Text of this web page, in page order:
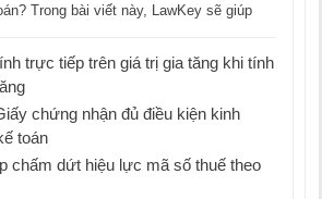
Trong bài viết này, LawKey sẽ giúp
trực tiếp trên giá trị gia tăng khi tính
chứng nhận đủ điều kiện kinh
toán
chấm dứt hiệu lực mã số thuế theo